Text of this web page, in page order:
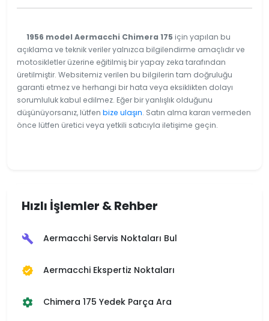
1956 model Aermacchi Chimera 175 için yapılan bu
açıklama ve teknik veriler yalnızca bilgilendirme amaçlıdır ve
motosikletler üzerine eğitilmiş bir yapay zeka tarafından
üretilmiştir. Websitemiz verilen bu bilgilerin tam doğruluğu
garanti etmez ve herhangi bir hata veya eksiklikten dolayı
sorumluluk kabul edilmez. Eğer bir yanlışlık olduğunu
düşünüyorsanız, lütfen bize ulaşın. Satın alma kararı vermeden
önce lütfen üretici veya yetkili satıcıyla iletişime geçin.
Hızlı İşlemler & Rehber
build Aermacchi Servis Noktaları Bul
verified Aermacchi Ekspertiz Noktaları
settings Chimera 175 Yedek Parça Ara